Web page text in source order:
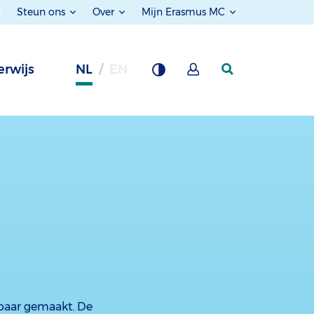
Steun ons Over Mijn Erasmus MC
NL
gemaakt. De